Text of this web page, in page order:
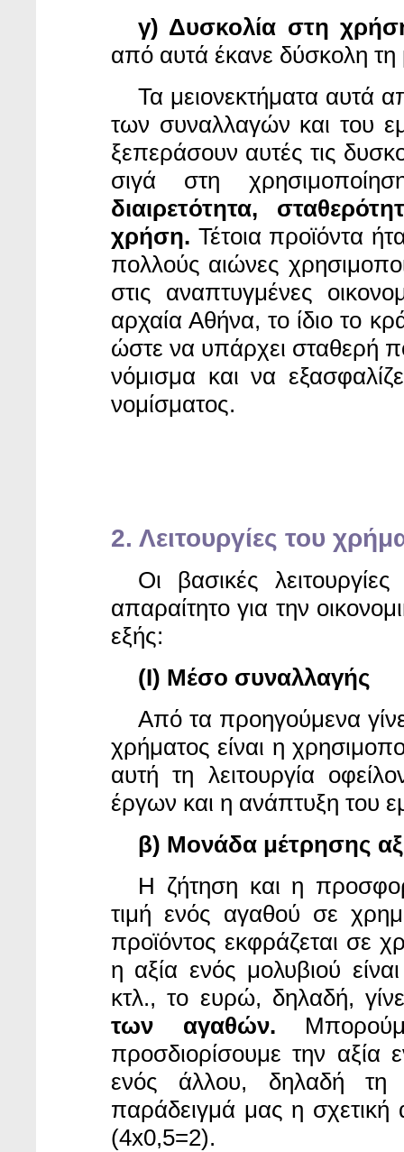
γ) Δυσκολία στη
από αυτά έκανε δύσκολη
Τα μειονεκτήματα αυτά
των συναλλαγών και του
ξεπεράσουν αυτές τις
σιγά στη
διαιρετότητα,
χρήση. Τέτοια προϊόντα
πολλούς αιώνες
στις αναπτυγμένες
αρχαία Αθήνα, το ίδιο το
ώστε να υπάρχει σταθερή
νόμισμα και να
νομίσματος.
2. Λειτουργίες του
Οι βασικές
απαραίτητο για την
εξής:
(I) Μέσο συναλλαγής
Από τα προηγούμενα
χρήματος είναι η
αυτή τη λειτουργία
έργων και η ανάπτυξη του
β) Μονάδα μέτρησης
Η ζήτηση και η
τιμή ενός αγαθού σε
προϊόντος εκφράζεται σε
η αξία ενός μολυβιού
κτλ., το ευρώ, δηλαδή,
των αγαθών.
προσδιορίσουμε την
ενός άλλου, δηλαδή τη
παράδειγμά μας η σχετική
(4x0,5=2).